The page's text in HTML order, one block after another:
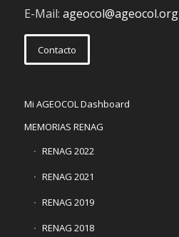
E-Mail: ageocol@ageocol.org
Contacto
Mi AGEOCOL Dashboard
MEMORIAS RENAG
RENAG 2022
RENAG 2021
RENAG 2019
RENAG 2018